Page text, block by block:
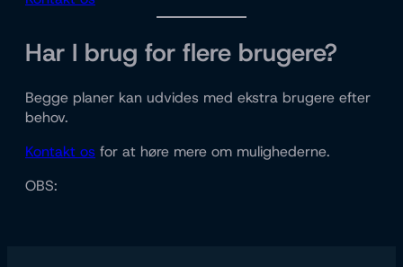
Har I brug for flere brugere?
Begge planer kan udvides med ekstra brugere efter
behov.
Kontakt os for at høre mere om mulighederne.
OBS: